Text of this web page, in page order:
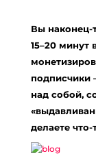
Вам
Вы наконец-
15–20 минут
подписчики
над собой,
делаете что-